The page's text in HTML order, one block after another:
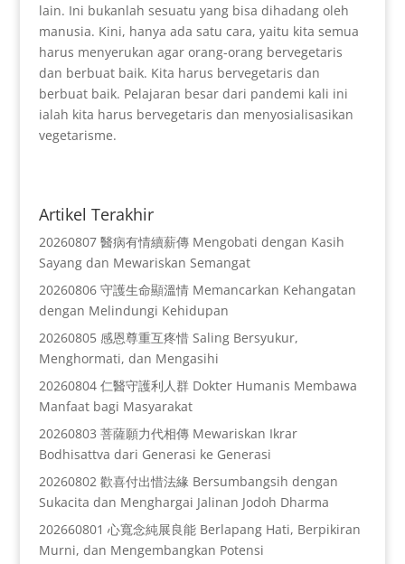
lain. Ini bukanlah sesuatu yang bisa dihadang oleh
manusia. Kini, hanya ada satu cara, yaitu kita semua
harus menyerukan agar orang-orang bervegetaris
dan berbuat baik. Kita harus bervegetaris dan
berbuat baik. Pelajaran besar dari pandemi kali ini
ialah kita harus bervegetaris dan menyosialisasikan
vegetarisme.
Artikel Terakhir
20260807 醫病有情續薪傳 Mengobati dengan Kasih
Sayang dan Mewariskan Semangat
20260806 守護生命顯溫情 Memancarkan Kehangatan
dengan Melindungi Kehidupan
20260805 感恩尊重互疼惜 Saling Bersyukur,
Menghormati, dan Mengasihi
20260804 仁醫守護利人群 Dokter Humanis Membawa
Manfaat bagi Masyarakat
20260803 菩薩願力代相傳 Mewariskan Ikrar
Bodhisattva dari Generasi ke Generasi
20260802 歡喜付出惜法緣 Bersumbangsih dengan
Sukacita dan Menghargai Jalinan Jodoh Dharma
202660801 心寬念純展良能 Berlapang Hati, Berpikiran
Murni, dan Mengembangkan Potensi